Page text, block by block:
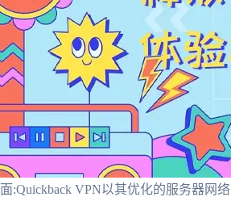
:Quickback VPN以其优化的服务器网